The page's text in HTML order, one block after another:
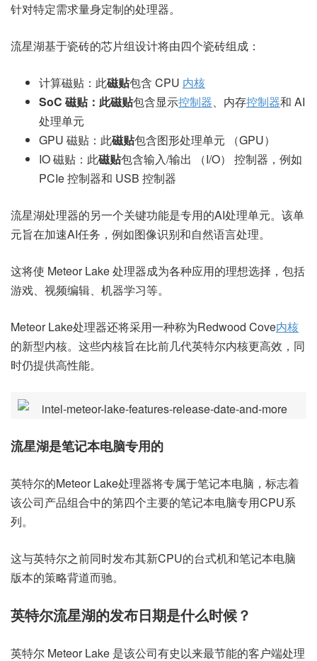
针对特定需求量身定制的处理器。
流星湖基于瓷砖的芯片组设计将由四个瓷砖组成：
计算磁贴：此磁贴包含 CPU 内核
SoC 磁贴：此磁贴包含显示控制器、内存控制器和 AI
处理单元
GPU 磁贴：此磁贴包含图形处理单元 （GPU）
IO 磁贴：此磁贴包含输入/输出 （I/O） 控制器，例如
PCIe 控制器和 USB 控制器
流星湖处理器的另一个关键功能是专用的AI处理单元。该单
元旨在加速AI任务，例如图像识别和自然语言处理。
这将使 Meteor Lake 处理器成为各种应用的理想选择，包括
游戏、视频编辑、机器学习等。
Meteor Lake处理器还将采用一种称为Redwood Cove内核
的新型内核。这些内核旨在比前几代英特尔内核更高效，同
时仍提供高性能。
流星湖是笔记本电脑专用的
英特尔的Meteor Lake处理器将专属于笔记本电脑，标志着
该公司产品组合中的第四个主要的笔记本电脑专用CPU系
列。
这与英特尔之前同时发布其新CPU的台式机和笔记本电脑
版本的策略背道而驰。
英特尔流星湖的发布日期是什么时候？
英特尔 Meteor Lake 是该公司有史以来最节能的客户端处理